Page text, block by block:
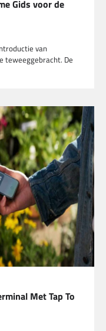
Gids voor de
van
teweeggebracht. De
Met Tap To